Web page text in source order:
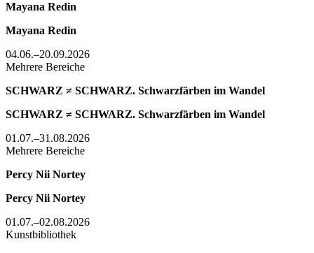
Mayana Redin
Mayana Redin
04.06.–20.09.2026
Mehrere Bereiche
SCHWARZ ≠ SCHWARZ. Schwarzfärben im Wandel
SCHWARZ ≠ SCHWARZ. Schwarzfärben im Wandel
01.07.–31.08.2026
Mehrere Bereiche
Percy Nii Nortey
Percy Nii Nortey
01.07.–02.08.2026
Kunstbibliothek